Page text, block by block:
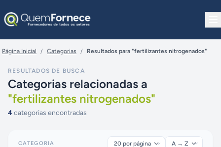
Página Inicial / Categorias / Resultados para "fertilizantes nitrogenados"
RESULTADOS DE BUSCA
Categorias relacionadas a
"fertilizantes nitrogenados"
4categorias encontradas
CATEGORIA